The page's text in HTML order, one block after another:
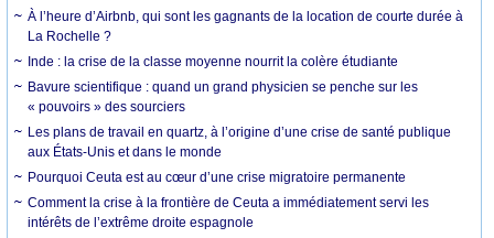
À l’heure d’Airbnb, qui sont les gagnants de la location de courte durée à
La Rochelle ?
Inde : la crise de la classe moyenne nourrit la colère étudiante
Bavure scientifique : quand un grand physicien se penche sur les
« pouvoirs » des sourciers
Les plans de travail en quartz, à l’origine d’une crise de santé publique
aux États-Unis et dans le monde
Pourquoi Ceuta est au cœur d’une crise migratoire permanente
Comment la crise à la frontière de Ceuta a immédiatement servi les
intérêts de l’extrême droite espagnole